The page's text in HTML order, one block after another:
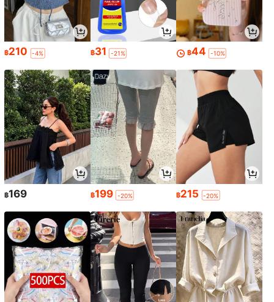
฿210 -4% ฿31 -21% ฿44 -10%
฿169 ฿199 -20% ฿215 -20%